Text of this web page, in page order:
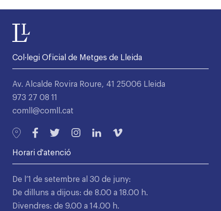
Col·legi Oficial de Metges de Lleida
Av. Alcalde Rovira Roure, 41 25006 Lleida
973 27 08 11
comll@comll.cat
Horari d'atenció
De l’1 de setembre al 30 de juny:
De dilluns a dijous: de 8.00 a 18.00 h.
Divendres: de 9.00 a 14.00 h.